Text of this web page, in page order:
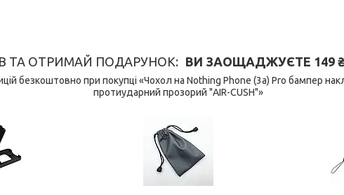
ТА ОТРИМАЙ ПОДАРУНОК ВИ ЗАОЩАДЖУЄТЕ 149 ₴,
безкоштовно при покупці «Чохол на Nothing Phone (3a) Pro бампер
протиударний прозорий "AIR-CUSH"»